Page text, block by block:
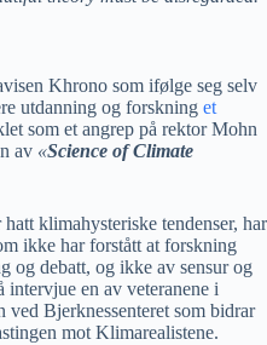
Khrono som ifølge seg selv
utdanning og forskning et
som et angrep på rektor Mohn
av «Science of Climate
klimahysteriske tendenser, har
ikke har forstått at forskning
og debatt, og ikke av sensur og
en av veteranene i
Bjerknessenteret som bidrar
mot Klimarealistene.